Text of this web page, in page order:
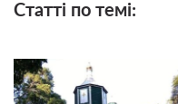
Статті по темі: